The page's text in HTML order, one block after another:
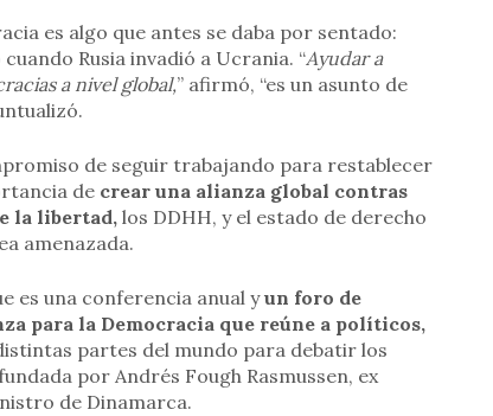
es algo que antes se daba por sentado:
Rusia invadió a Ucrania. “Ayudar a
a nivel global,” afirmó, “es un asunto de
de seguir trabajando para restablecer
de crear una alianza global contras
la libertad,los DDHH, y el estado de derecho
amenazada.
es una conferencia anual yun foro de
para la Democracia que reúne a políticos,
partes del mundo para debatir los
por Andrés Fough Rasmussen, ex
de Dinamarca.